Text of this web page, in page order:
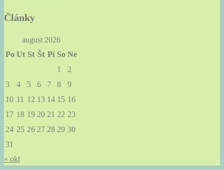
Články
august 2026
Po Ut St Št Pi So Ne
1
2
3
4 5 6 7 8
9
10 11 12 13 14 15 16
17 18 19 20 21 22 23
24 25 26 27 28 29 30
31
« okt